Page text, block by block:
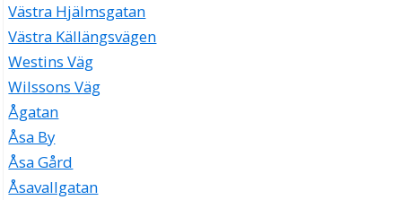
Västra Hjälmsgatan
Västra Källängsvägen
Westins Väg
Wilssons Väg
Ågatan
Åsa By
Åsa Gård
Åsavallgatan